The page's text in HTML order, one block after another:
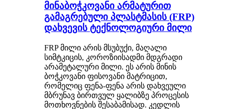
მინაბოჭკოვანი არმატურით
გამაგრებული პლასტმასის (FRP)
დახვევის ტექნოლოგიური მილი
FRP მილი არის მსუბუქი, მაღალი
სიმტკიცის, კოროზიისადმი მდგრადი
არამეტალური მილი. ეს არის მინის
ბოჭკოვანი ფისოვანი მატრიცით,
რომელიც ფენა-ფენა არის დახვეული
მბრუნავ ბირთვულ ყალიბზე პროცესის
მოთხოვნების შესაბამისად. კედლის